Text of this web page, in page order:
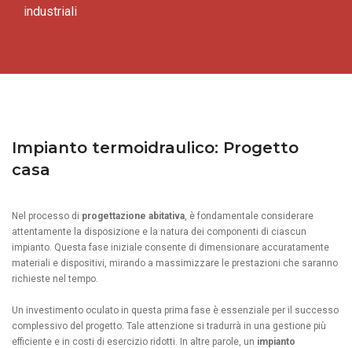
industriali
Impianto termoidraulico: Progetto
casa
Nel processo di progettazione abitativa, è fondamentale considerare
attentamente la disposizione e la natura dei componenti di ciascun
impianto. Questa fase iniziale consente di dimensionare accuratamente
materiali e dispositivi, mirando a massimizzare le prestazioni che saranno
richieste nel tempo.
Un investimento oculato in questa prima fase è essenziale per il successo
complessivo del progetto. Tale attenzione si tradurrà in una gestione più
efficiente e in costi di esercizio ridotti. In altre parole, un impianto